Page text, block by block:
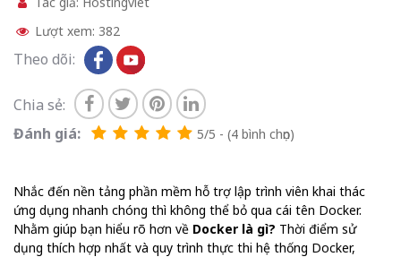
Lượt xem: 382
Theo dõi:
Chia sẻ:
Đánh giá:
5/5 - (4 bình chọn)
Nhắc đến nền tảng phần mềm hỗ trợ lập trình viên khai thác
ứng dụng nhanh chóng thì không thể bỏ qua cái tên Docker.
Nhằm giúp bạn hiểu rõ hơn về Docker là gì? Thời điểm sử
dụng thích hợp nhất và quy trình thực thi hệ thống Docker,